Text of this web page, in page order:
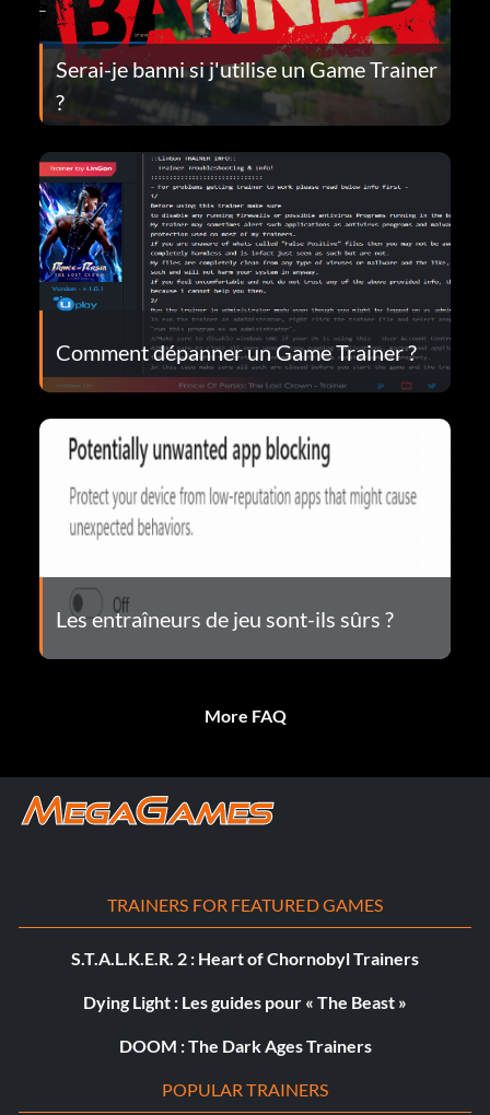
Serai-je banni si j'utilise un Game Trainer
?
Comment dépanner un Game Trainer ?
Les entraîneurs de jeu sont-ils sûrs ?
More FAQ
TRAINERS FOR FEATURED GAMES
S.T.A.L.K.E.R. 2 : Heart of Chornobyl Trainers
Dying Light : Les guides pour « The Beast »
DOOM : The Dark Ages Trainers
POPULAR TRAINERS